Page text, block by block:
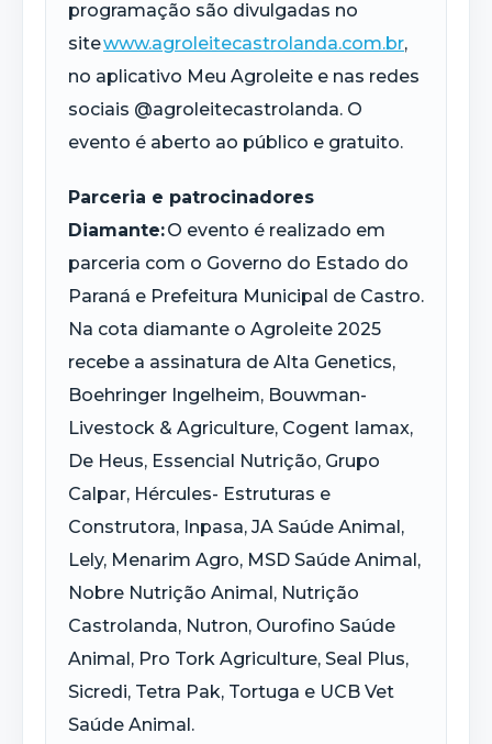
programação são divulgadas no
sitewww.agroleitecastrolanda.com.br,
no aplicativo Meu Agroleite e nas redes
sociais @agroleitecastrolanda. O
evento é aberto ao público e gratuito.
Parceria e patrocinadores
Diamante:O evento é realizado em
parceria com o Governo do Estado do
Paraná e Prefeitura Municipal de Castro.
Na cota diamante o Agroleite 2025
recebe a assinatura de Alta Genetics,
Boehringer Ingelheim, Bouwman-
Livestock & Agriculture, Cogent Iamax,
De Heus, Essencial Nutrição, Grupo
Calpar, Hércules- Estruturas e
Construtora, Inpasa, JA Saúde Animal,
Lely, Menarim Agro, MSD Saúde Animal,
Nobre Nutrição Animal, Nutrição
Castrolanda, Nutron, Ourofino Saúde
Animal, Pro Tork Agriculture, Seal Plus,
Sicredi, Tetra Pak, Tortuga e UCB Vet
Saúde Animal.